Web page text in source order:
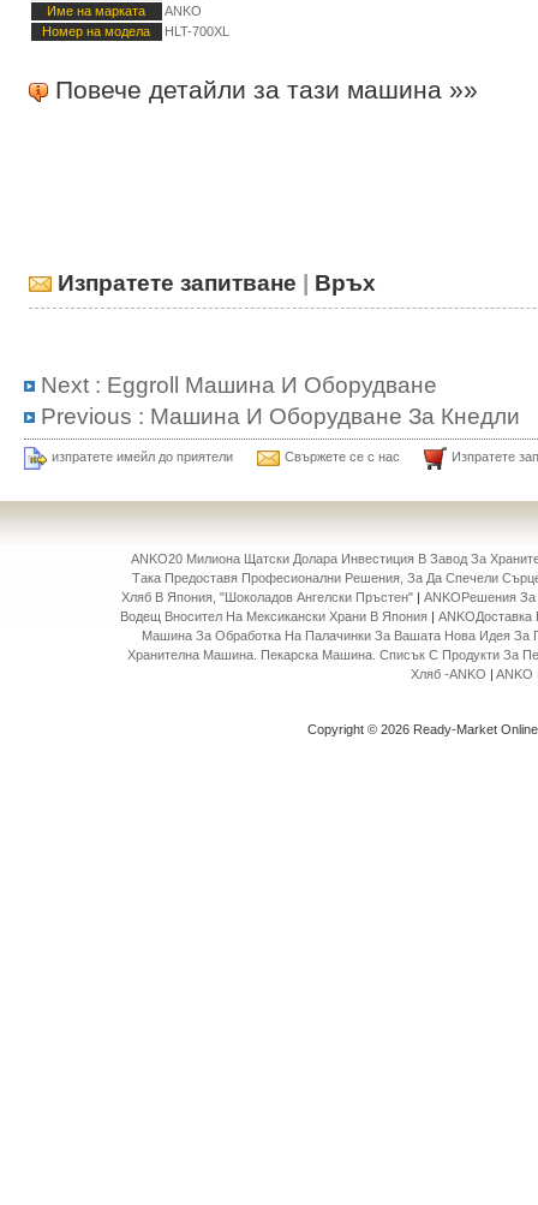
Име на марката
ANKO
Номер на модела
HLT-700XL
Повече детайли за тази машина »»
Изпратете запитване | Връх
Next : Eggroll Машина И Оборудване
Previous : Машина И Оборудване За Кнедли
изпратете имейл до приятели Свържете се с нас Изпратете
ANKO20 Милиона Щатски Долара Инвестиция В Завод За
Така Предоставя Професионални Решения, За Да Спечели
Хляб В Япония, "Шоколадов Ангелски Пръстен" |ANKOРешения
Водещ Вносител На Мексикански Храни В Япония |
Машина За Обработка На Палачинки За Вашата Нова Идея За
Хранителна Машина. Пекарска Машина. Списък С Продукти За
Хляб -ANKO |ANKO
Copyright © 2026 Ready-Market